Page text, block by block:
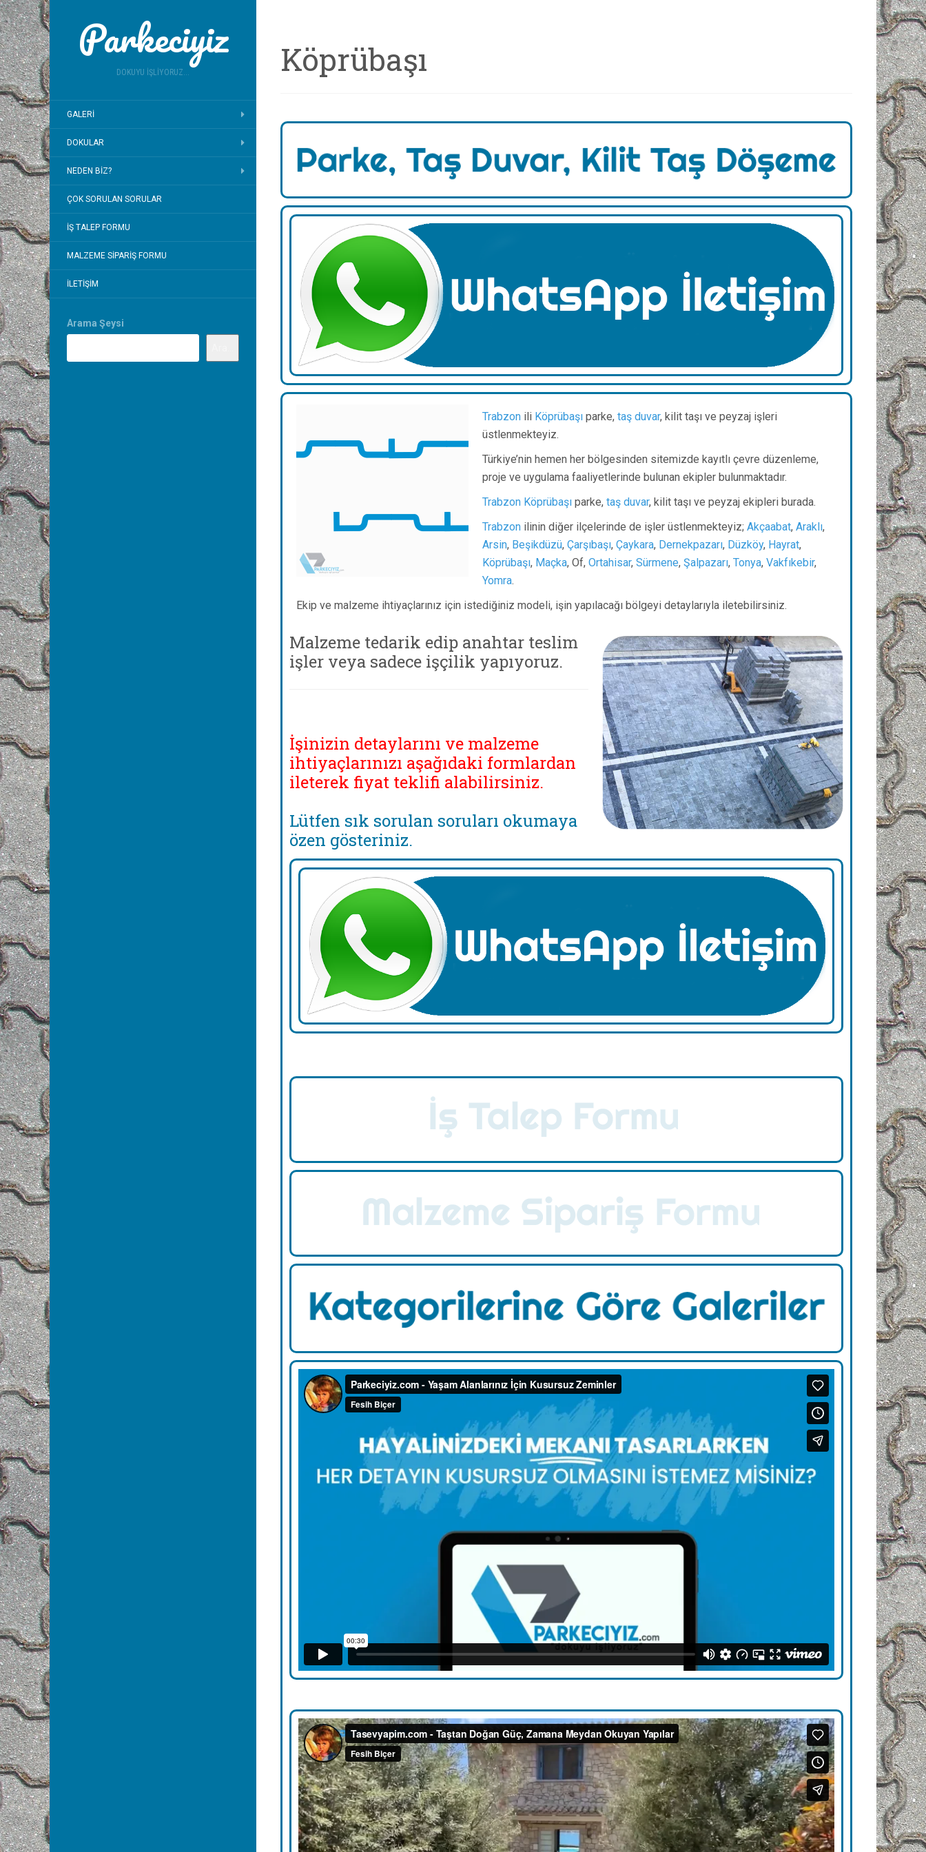
Parkeciyiz
DOKUYU İŞLIYORUZ...
GALERI
DOKULAR
NEDEN BIZ?
ÇOK SORULAN SORULAR
İŞ TALEP FORMU
MALZEME SIPARIŞ FORMU
İLETIŞIM
Arama Şeysi
Köprübaşı
Trabzon ili Köprübaşı parke, taş duvar, kilit taşı ve peyzaj işleri
üstlenmekteyiz.
Türkiye’nin hemen her bölgesinden sitemizde kayıtlı çevre düzenleme,
proje ve uygulama faaliyetlerinde bulunan ekipler bulunmaktadır.
Trabzon Köprübaşı parke, taş duvar, kilit taşı ve peyzaj ekipleri burada.
Trabzon ilinin diğer ilçelerinde de işler üstlenmekteyiz; Akçaabat, Araklı,
Arsin, Beşikdüzü, Çarşıbaşı, Çaykara, Dernekpazarı, Düzköy, Hayrat,
Köprübaşı, Maçka, Of, Ortahisar, Sürmene, Şalpazarı, Tonya, Vakfıkebir,
Yomra.
Ekip ve malzeme ihtiyaçlarınız için istediğiniz modeli, işin yapılacağı bölgeyi detaylarıyla iletebilirsiniz.
Malzeme tedarik edip anahtar teslim
işler veya sadece işçilik yapıyoruz.
İşinizin detaylarını ve malzeme
ihtiyaçlarınızı aşağıdaki formlardan
ileterek fiyat teklifi alabilirsiniz.
Lütfen sık sorulan soruları okumaya
özen gösteriniz.